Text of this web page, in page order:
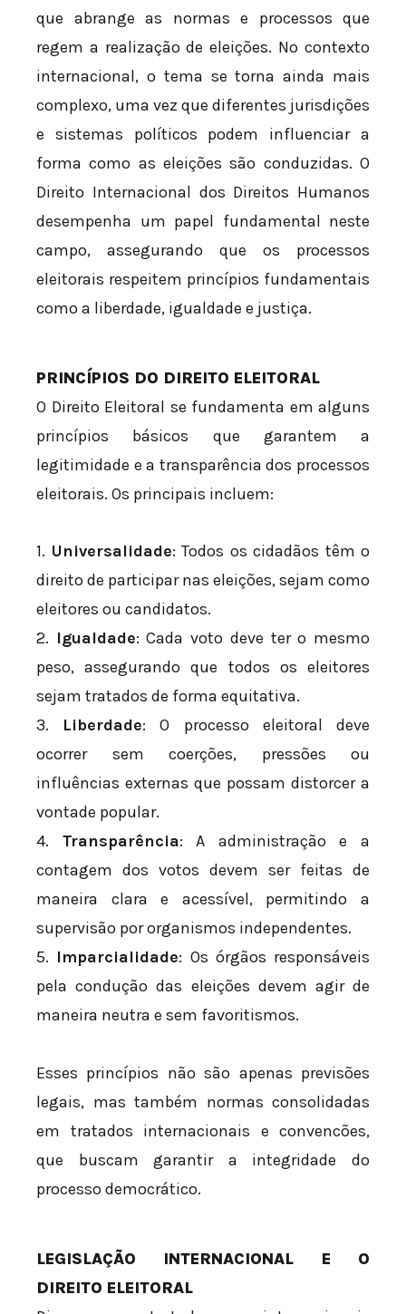
que abrange as normas e processos que
regem a realização de eleições. No contexto
internacional, o tema se torna ainda mais
complexo, uma vez que diferentes jurisdições
e sistemas políticos podem influenciar a
forma como as eleições são conduzidas. O
Direito Internacional dos Direitos Humanos
desempenha um papel fundamental neste
campo, assegurando que os processos
eleitorais respeitem princípios fundamentais
como a liberdade, igualdade e justiça.
PRINCÍPIOS DO DIREITO ELEITORAL
O Direito Eleitoral se fundamenta em alguns
princípios básicos que garantem a
legitimidade e a transparência dos processos
eleitorais. Os principais incluem:
1. Universalidade: Todos os cidadãos têm o
direito de participar nas eleições, sejam como
eleitores ou candidatos.
2. Igualdade: Cada voto deve ter o mesmo
peso, assegurando que todos os eleitores
sejam tratados de forma equitativa.
3. Liberdade: O processo eleitoral deve
ocorrer sem coerções, pressões ou
influências externas que possam distorcer a
vontade popular.
4. Transparência: A administração e a
contagem dos votos devem ser feitas de
maneira clara e acessível, permitindo a
supervisão por organismos independentes.
5. Imparcialidade: Os órgãos responsáveis
pela condução das eleições devem agir de
maneira neutra e sem favoritismos.
Esses princípios não são apenas previsões
legais, mas também normas consolidadas
em tratados internacionais e convencões,
que buscam garantir a integridade do
processo democrático.
LEGISLAÇÃO INTERNACIONAL E O
DIREITO ELEITORAL